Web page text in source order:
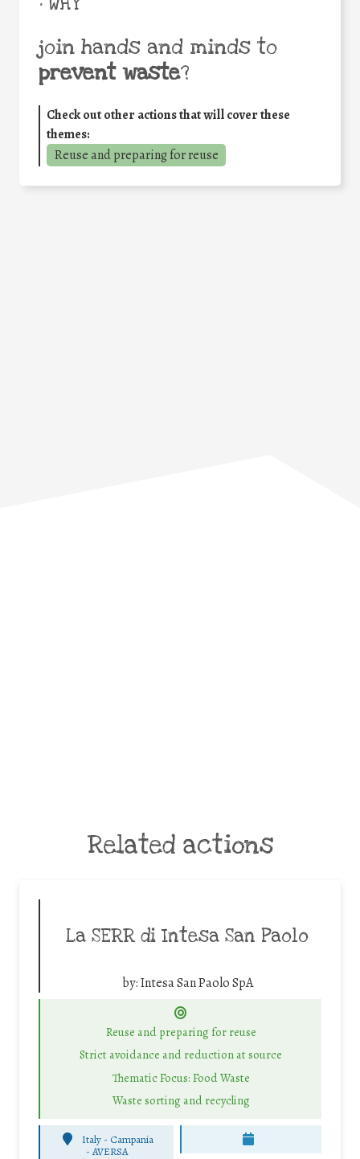
join hands and minds to
prevent waste?
Check out other actions that will cover these
themes:
Reuse and preparing for reuse
Related actions
La SERR di Intesa San Paolo
by:Intesa San Paolo SpA
Reuse and preparing for reuse
Strict avoidance and reduction at source
Thematic Focus: Food Waste
Waste sorting and recycling
Italy - Campania
- AVERSA